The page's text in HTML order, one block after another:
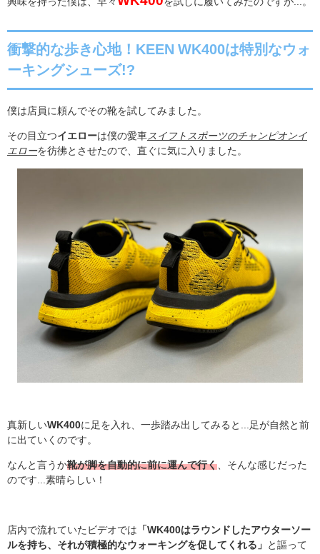
衝撃的な歩き心地！KEEN WK400は特別なウォ
ーキングシューズ!?
僕は店員に頼んでその靴を試してみました。
その目立つイエローは僕の愛車 スイフトスポーツのチャンピオンイ
エローを彷彿とさせたので、直ぐに気に入りました。
真新しいWK400に足を入れ、一歩踏み出してみると...
足が自然と前
に出ていくのです。
なんと言うか靴が脚を自動的に前に運んで行く 、そんな感じだった
のです...素晴らしい！
店内で流れていたビデオでは 「WK400はラウンドしたアウターソー
ルを持ち、それが積極的なウォーキングを促してくれる」
と謳って